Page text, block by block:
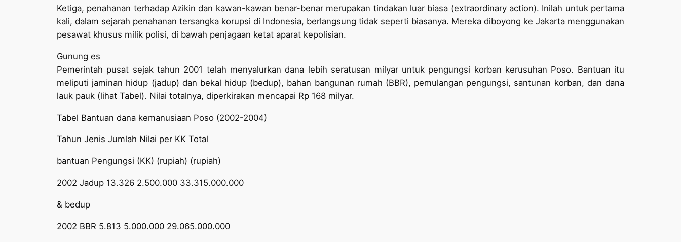
Ketiga, penahanan terhadap Azikin dan kawan-kawan benar-benar merupakan tindakan luar biasa (extraordinary action). Inilah untuk pertama
kali, dalam sejarah penahanan tersangka korupsi di Indonesia, berlangsung tidak seperti biasanya. Mereka diboyong ke Jakarta menggunakan
pesawat khusus milik polisi, di bawah penjagaan ketat aparat kepolisian.
Gunung es
Pemerintah pusat sejak tahun 2001 telah menyalurkan dana lebih seratusan milyar untuk pengungsi korban kerusuhan Poso. Bantuan itu
meliputi jaminan hidup (jadup) dan bekal hidup (bedup), bahan bangunan rumah (BBR), pemulangan pengungsi, santunan korban, dan dana
lauk pauk (lihat Tabel). Nilai totalnya, diperkirakan mencapai Rp 168 milyar.
Tabel Bantuan dana kemanusiaan Poso (2002-2004)
Tahun Jenis Jumlah Nilai per KK Total
bantuan Pengungsi (KK) (rupiah) (rupiah)
2002 Jadup 13.326 2.500.000 33.315.000.000
& bedup
2002 BBR 5.813 5.000.000 29.065.000.000